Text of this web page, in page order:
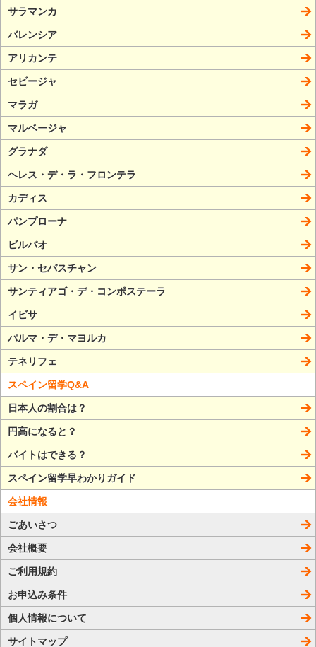
サラマンカ
バレンシア
アリカンテ
セビージャ
マラガ
マルベージャ
グラナダ
ヘレス・デ・ラ・フロンテラ
カディス
パンプローナ
ビルバオ
サン・セバスチャン
サンティアゴ・デ・コンポステーラ
イビサ
パルマ・デ・マヨルカ
テネリフェ
スペイン留学Q&A
日本人の割合は？
円高になると？
バイトはできる？
スペイン留学早わかりガイド
会社情報
ごあいさつ
会社概要
ご利用規約
お申込み条件
個人情報について
サイトマップ